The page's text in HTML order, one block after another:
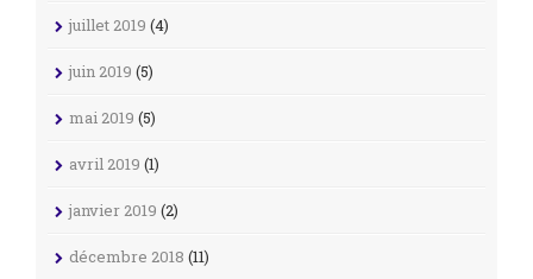
juillet 2019 (4)
juin 2019 (5)
mai 2019 (5)
avril 2019 (1)
janvier 2019 (2)
décembre 2018 (11)